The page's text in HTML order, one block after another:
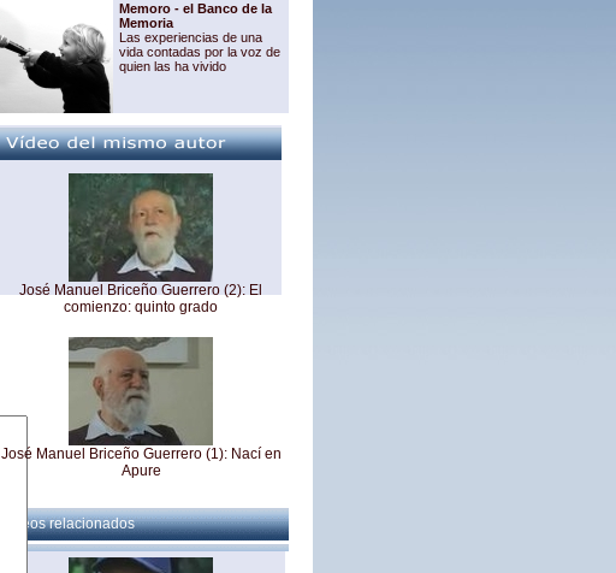
Memoro - el Banco de la
Memoria
Las experiencias de una
vida contadas por la voz de
quien las ha vivido
José Manuel Briceño Guerrero (2): El
comienzo: quinto grado
José Manuel Briceño Guerrero (1): Nací en
Apure
Videos relacionados